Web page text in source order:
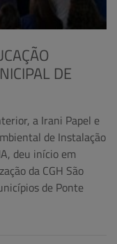
DE
a Irani Papel e
de Instalação
deu início em
da CGH São
de Ponte